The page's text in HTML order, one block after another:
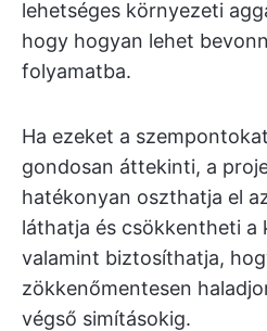
lehetséges környezeti
hogy hogyan lehet
folyamatba.
Ha ezeket a
gondosan áttekinti, a
hatékonyan oszthatja el
láthatja és csökkentheti a
valamint biztosíthatja,
zökkenőmentesen
végső simításokig.